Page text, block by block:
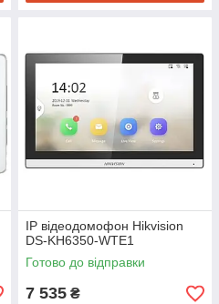
IP відеодомофон Hikvision
DS-KH6350-WТE1
Готово до відправки
7 535 ₴